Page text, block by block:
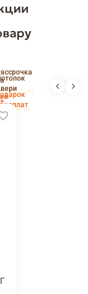
беслпатно